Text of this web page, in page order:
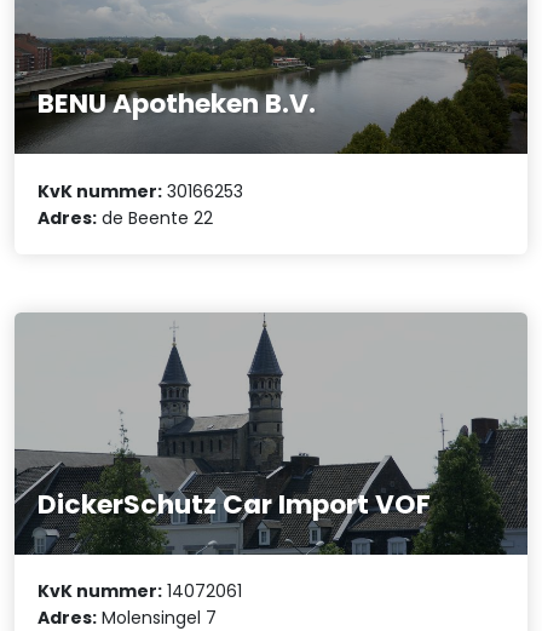
BENU Apotheken B.V.
KvK nummer: 30166253
Adres: de Beente 22
DickerSchutz Car Import VOF
KvK nummer: 14072061
Adres: Molensingel 7